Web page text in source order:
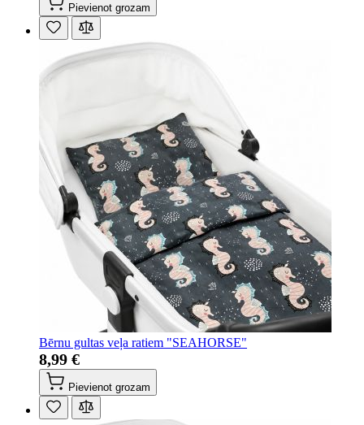
Pievienot grozam
Bērnu gultas veļa ratiem "SEAHORSE"
8,99 €
Pievienot grozam